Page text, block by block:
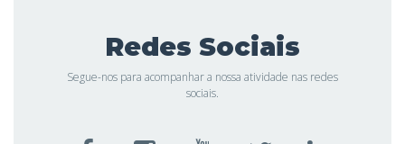
Redes Sociais
Segue-nos para acompanhar a nossa atividade nas redes
sociais.